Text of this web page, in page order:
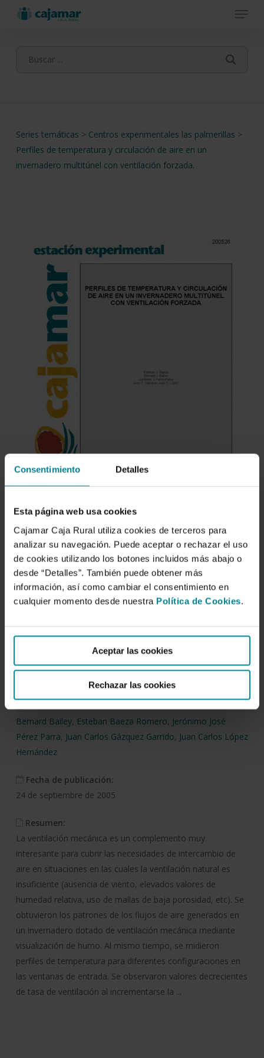
Consentimiento Detalles
Esta página web usa cookies
Cajamar Caja Rural utiliza cookies de terceros para
analizar su navegación. Puede aceptar o rechazar el uso
de cookies utilizando los botones incluidos más abajo o
desde “Detalles”. También puede obtener más
información, así como cambiar el consentimiento en
cualquier momento desde nuestra Política de Cookies.
Aceptar las cookies
Rechazar las cookies
Menu
Series temáticas > Centros experimentales las palmerillas >
Perfiles de temperatura y circulación de aire en un
invernadero multitúnel con ventilación forzada.
Descargar
Perfiles de temperatura y
circulación de aire en un
invernadero multitúnel
con ventilación forzada.
Bernard Bailey, Esteban Baeza Romero, Jerónimo José
Pérez Parra, Juan Carlos Gázquez Garrido, Juan Carlos López
Hernández
Fecha de publicación:
24 de septiembre de 2005
Resumen:
La ventilación mecánica es un complemento muy
interesante para cubrir las necesidades de intercambio de
aire en situaciones en las cuales la ventilación natural es
insuficiente (ausencia de viento, elevados valores de
humedad relativa, uso de mallas de baja porosidad, etc). Se
obtuvieron los patrones de los flujos de aire generados en
un invernadero dotado de ventilación mecánica mediante
visualización de humo. Al mismo tiempo, se midieron
perfiles de temperatura para diferentes configuraciones en
las ventanas de entrada. Se observaron valores decrecientes
de tasa de ventilación al incrementarse la ...